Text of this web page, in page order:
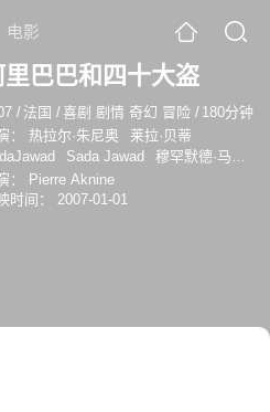
电影
里巴巴和四十大盗
/ 法国 /喜剧 剧情 奇幻 冒险 / 180分钟
：
热拉尔·朱尼奥
莱拉·贝蒂
Sada Jawad
穆罕默德·马吉
菲奥蕾拉·坎帕内拉
吉内科
肯·杜肯 卢卡·沃德
：
Pierre Aknine
时间：
2007-01-01